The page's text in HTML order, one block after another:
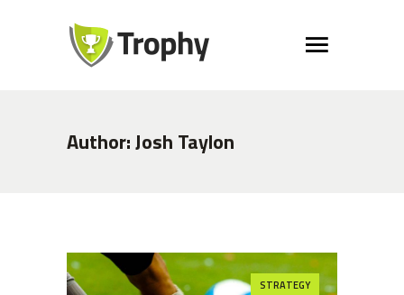
Author: Josh Taylon
STRATEGY